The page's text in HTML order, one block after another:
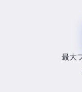
最大